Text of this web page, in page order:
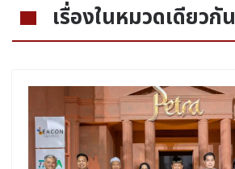
เรื่องในหมวดเดียวกัน